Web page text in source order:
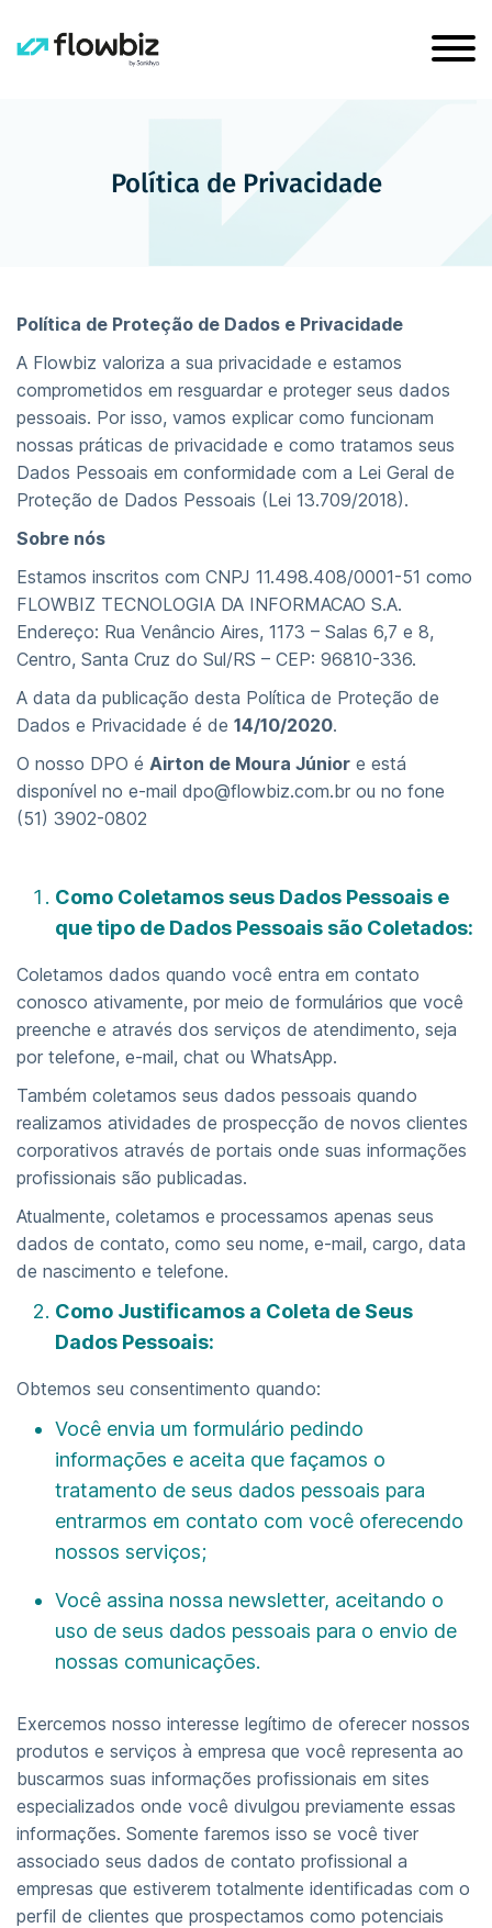
Política de Privacidade
Política de Proteção de Dados e Privacidade
A Flowbiz valoriza a sua privacidade e estamos
comprometidos em resguardar e proteger seus dados
pessoais. Por isso, vamos explicar como funcionam
nossas práticas de privacidade e como tratamos seus
Dados Pessoais em conformidade com a Lei Geral de
Proteção de Dados Pessoais (Lei 13.709/2018).
Sobre nós
Estamos inscritos com CNPJ 11.498.408/0001-51 como
FLOWBIZ TECNOLOGIA DA INFORMACAO S.A.
Endereço: Rua Venâncio Aires, 1173 – Salas 6,7 e 8,
Centro, Santa Cruz do Sul/RS – CEP: 96810-336.
A data da publicação desta Política de Proteção de
Dados e Privacidade é de 14/10/2020.
O nosso DPO é Airton de Moura Júnior e está
disponível no e-mail dpo@flowbiz.com.br ou no fone
(51) 3902-0802
Como Coletamos seus Dados Pessoais e
que tipo de Dados Pessoais são Coletados:
Coletamos dados quando você entra em contato
conosco ativamente, por meio de formulários que você
preenche e através dos serviços de atendimento, seja
por telefone, e-mail, chat ou WhatsApp.
Também coletamos seus dados pessoais quando
realizamos atividades de prospecção de novos clientes
corporativos através de portais onde suas informações
profissionais são publicadas.
Atualmente, coletamos e processamos apenas seus
dados de contato, como seu nome, e-mail, cargo, data
de nascimento e telefone.
Como Justificamos a Coleta de Seus
Dados Pessoais:
Obtemos seu consentimento quando:
Você envia um formulário pedindo
informações e aceita que façamos o
tratamento de seus dados pessoais para
entrarmos em contato com você oferecendo
nossos serviços;
Você assina nossa newsletter, aceitando o
uso de seus dados pessoais para o envio de
nossas comunicações.
Exercemos nosso interesse legítimo de oferecer nossos
produtos e serviços à empresa que você representa ao
buscarmos suas informações profissionais em sites
especializados onde você divulgou previamente essas
informações. Somente faremos isso se você tiver
associado seus dados de contato profissional a
empresas que estiverem totalmente identificadas com o
perfil de clientes que prospectamos como potenciais